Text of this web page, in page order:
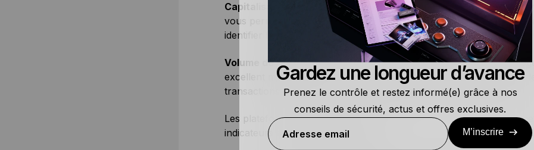
Capitalisation des projets: au-delà de la valeur unitaire des
vous permet de déterminer l’importance d’un actif par rapport à
identifier les grands acteurs du secteur et déterminer quelle est leur
Volume de trading: il s’agit d’un indicateur du volume d’un actif
excellent moyen de savoir quelle est la demande pour cet actif par
transactions d’achat) et des flux sortants (le volume des ventes).
Les plateformes d’agrégation de données sur le marché vous
indicateurs et à bien d’autres encore.
Gardez une longueur d’avance
Prenez le contrôle et restez informé(e) grâce à nos
conseils de sécurité, actus et offres exclusives.
Adresse email M’inscrire